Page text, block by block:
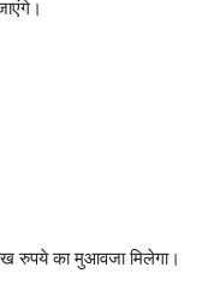
रुपये का मुआवजा मिलेगा।